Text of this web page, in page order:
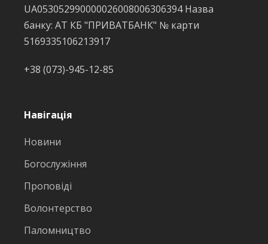
UA053052990000026008006306394 Назва
банку: АТ КБ "ПРИВАТБАНК" № карти
5169335106213917
+38 (073)-945-12-85
Навігація
Новини
Богослужіння
Проповіді
Волонтерство
Паломництво